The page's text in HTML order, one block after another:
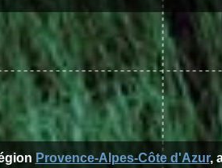
Provence-Alpes-Côte d'Azur,